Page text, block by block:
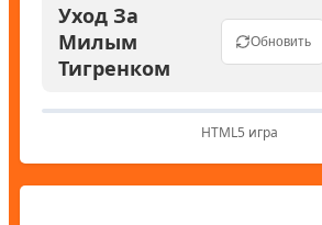
Уход За
Милым
Тигренком
Обновить
HTML5 игра